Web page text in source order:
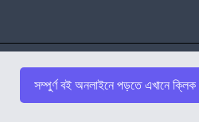
সম্পুর্ণ বই অনলাইনে পড়তে এখানে